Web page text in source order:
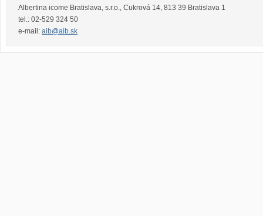
Albertina icome Bratislava, s.r.o., Cukrová 14, 813 39 Bratislava 1
tel.: 02-529 324 50
e-mail: aib@aib.sk